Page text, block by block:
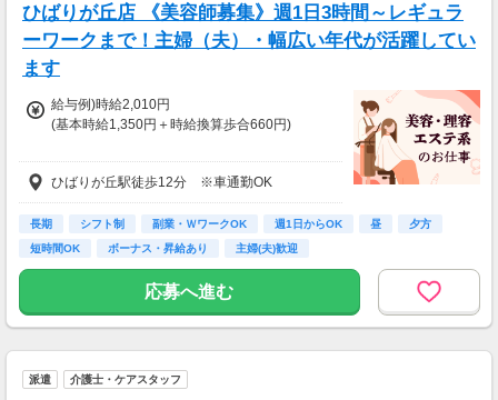
ひばりが丘店 《美容師募集》週1日3時間～レギュラ
ーワークまで！主婦（夫）・幅広い年代が活躍してい
ます
給与例)時給2,010円
(基本時給1,350円＋時給換算歩合660円)
◎Jr.スタイリストの方も歓迎です。
給与は面接時にご相談の上、決定します。
◆土曜・日曜・祝日は時給100円アップ
◆1分単位で給与支給
◆交通費全額支給
※試用期間6か月あり、試用期間後と同条件
ひばりが丘駅徒歩12分 ※車通勤OK
長期 シフト制 副業・ＷワークOK 週1日からOK 昼
夕方
短時間OK
ボーナス・昇給あり 主婦(夫)歓迎
応募へ進む
派遣 介護士・ケアスタッフ